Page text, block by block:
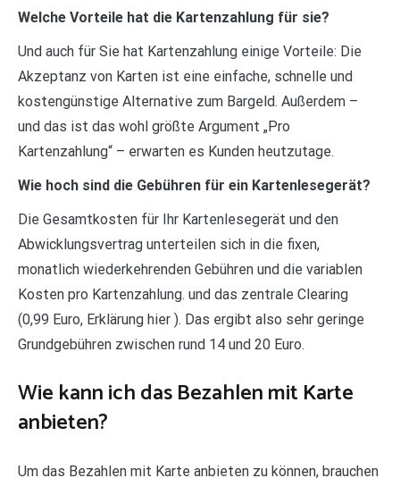
Welche Vorteile hat die Kartenzahlung für sie?
Und auch für Sie hat Kartenzahlung einige Vorteile: Die
Akzeptanz von Karten ist eine einfache, schnelle und
kostengünstige Alternative zum Bargeld. Außerdem –
und das ist das wohl größte Argument „Pro
Kartenzahlung“ – erwarten es Kunden heutzutage.
Wie hoch sind die Gebühren für ein Kartenlesegerät?
Die Gesamtkosten für Ihr Kartenlesegerät und den
Abwicklungsvertrag unterteilen sich in die fixen,
monatlich wiederkehrenden Gebühren und die variablen
Kosten pro Kartenzahlung. und das zentrale Clearing
(0,99 Euro, Erklärung hier ). Das ergibt also sehr geringe
Grundgebühren zwischen rund 14 und 20 Euro.
Wie kann ich das Bezahlen mit Karte
anbieten?
Um das Bezahlen mit Karte anbieten zu können, brauchen